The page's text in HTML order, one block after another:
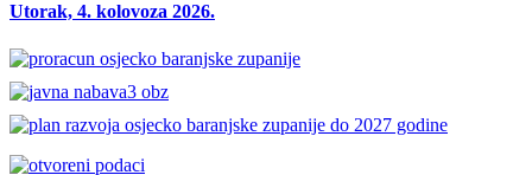
Utorak, 4. kolovoza 2026.